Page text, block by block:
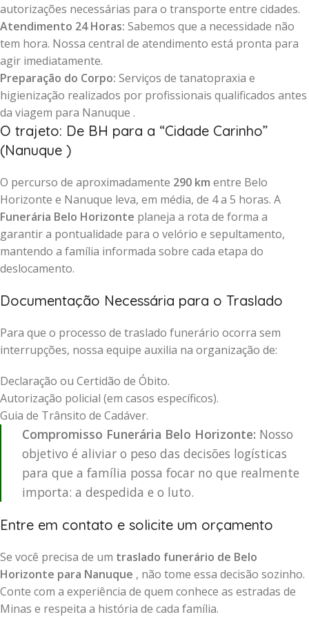
autorizações necessárias para o transporte entre cidades.
Atendimento 24 Horas: Sabemos que a necessidade não
tem hora. Nossa central de atendimento está pronta para
agir imediatamente.
Preparação do Corpo: Serviços de tanatopraxia e
higienização realizados por profissionais qualificados antes
da viagem para Nanuque .
O trajeto: De BH para a “Cidade Carinho”
(Nanuque )
O percurso de aproximadamente 290 km entre Belo
Horizonte e Nanuque leva, em média, de 4 a 5 horas. A
Funerária Belo Horizonte planeja a rota de forma a
garantir a pontualidade para o velório e sepultamento,
mantendo a família informada sobre cada etapa do
deslocamento.
Documentação Necessária para o Traslado
Para que o processo de traslado funerário ocorra sem
interrupções, nossa equipe auxilia na organização de:
Declaração ou Certidão de Óbito.
Autorização policial (em casos específicos).
Guia de Trânsito de Cadáver.
Compromisso Funerária Belo Horizonte: Nosso
objetivo é aliviar o peso das decisões logísticas
para que a família possa focar no que realmente
importa: a despedida e o luto.
Entre em contato e solicite um orçamento
Se você precisa de um traslado funerário de Belo
Horizonte para Nanuque , não tome essa decisão sozinho.
Conte com a experiência de quem conhece as estradas de
Minas e respeita a história de cada família.